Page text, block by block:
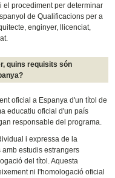
el procediment per determinar
de Qualificacions per a
enginyer, llicenciat,
quins requisits són
oficial a Espanya d'un títol de
educatiu oficial d'un país
responsable del programa.
i expressa de la
estudis estrangers
del títol. Aquesta
ni l'homologació oficial